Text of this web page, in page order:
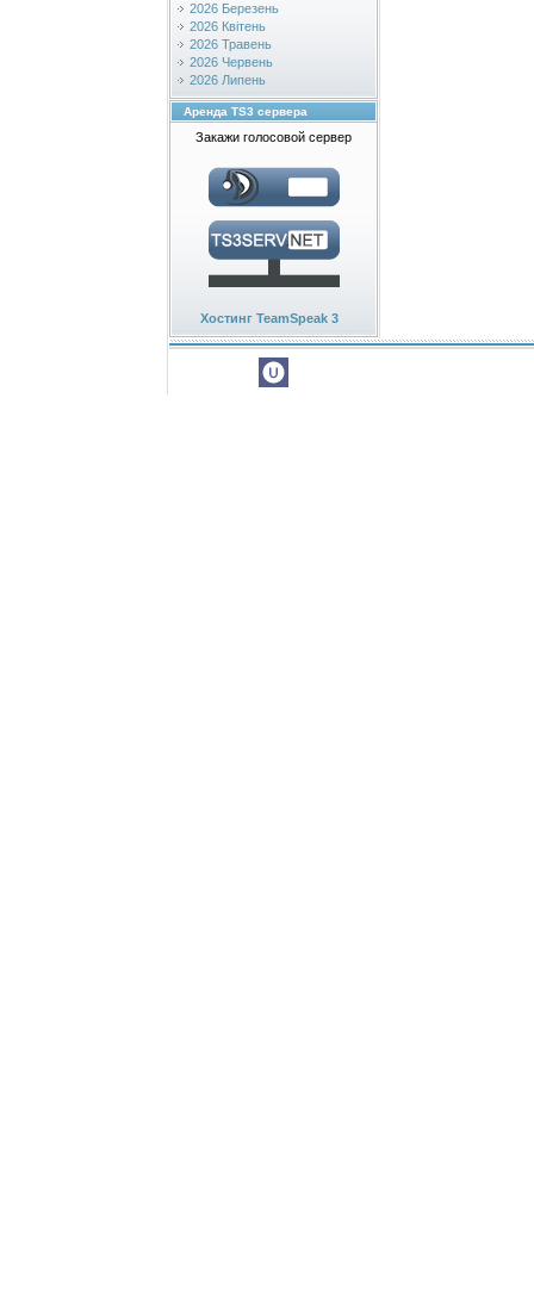
2026 Березень
2026 Квітень
2026 Травень
2026 Червень
2026 Липень
Аренда TS3 сервера
Закажи голосовой сервер
Хостинг TeamSpeak 3